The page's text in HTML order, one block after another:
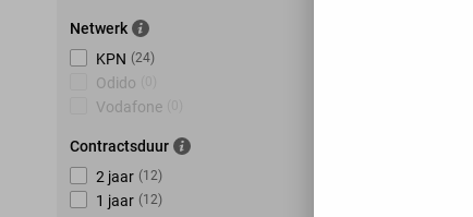
Netwerk
KPN (24)
Odido
Vodafone
Contractsduur
2 jaar (12)
1 jaar (12)